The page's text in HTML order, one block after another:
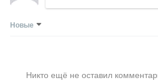
Новые
Никто ещё не оставил